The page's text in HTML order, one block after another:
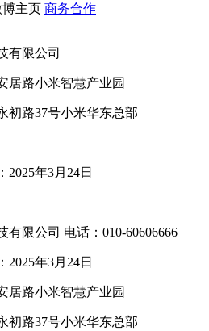
博主页 商务合作
有限公司
居路小米智慧产业园
初路37号小米华东总部
2025年3月24日
限公司 电话：010-60606666
2025年3月24日
居路小米智慧产业园
初路37号小米华东总部